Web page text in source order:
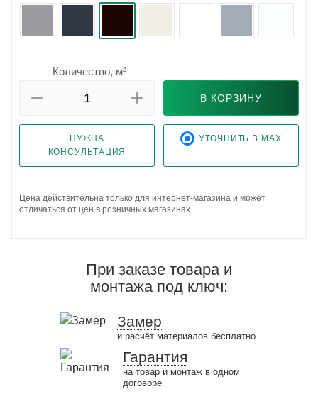
Количество, м²
В КОРЗИНУ
НУЖНА
КОНСУЛЬТАЦИЯ
УТОЧНИТЬ В MAX
Цена действительна только для интернет-магазина и может
отличаться от цен в розничных магазинах.
При заказе товара и
монтажа под ключ:
Замер
и расчёт материалов бесплатно
Гарантия
на товар и монтаж в одном
договоре